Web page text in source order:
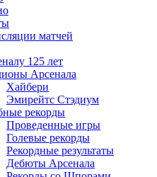
матчей
125 лет
Арсенала
Хайбери
Эмирейтс Стэдиум
рекорды
Проведенные игры
Голевые рекорды
Рекордные результаты
Дебюты Арсенала